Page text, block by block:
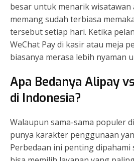
besar untuk menarik wisatawan
memang sudah terbiasa
tersebut setiap hari. Ketika
WeChat Pay di kasir atau meja
biasanya merasa lebih nyaman
Apa Bedanya Alipay
di Indonesia?
Walaupun sama-sama populer
punya karakter penggunaan
Perbedaan ini penting dipahami